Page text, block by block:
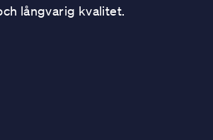
långvarig kvalitet.